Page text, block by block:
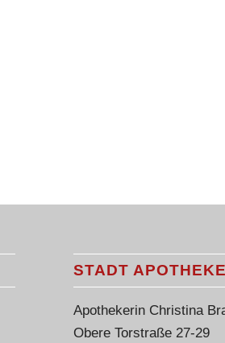
STADT APOTHEKE
Apothekerin Christina
Obere Torstraße 27-29